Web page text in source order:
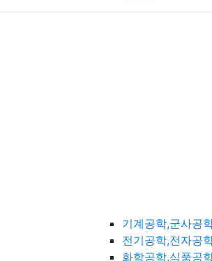
기계공학,군사공
전기공학,전자공
화학공학,식품공